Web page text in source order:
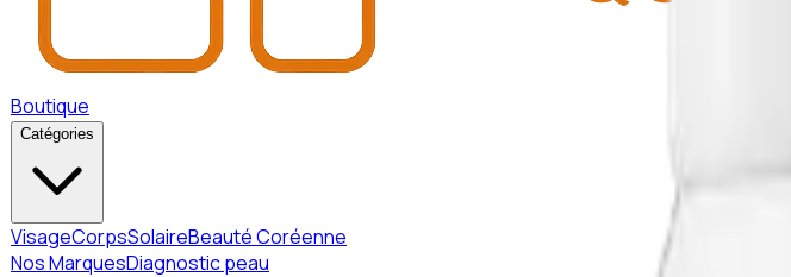
Boutique
Catégories
VisageCorpsSolaireBeauté Coréenne
Nos MarquesDiagnostic peau